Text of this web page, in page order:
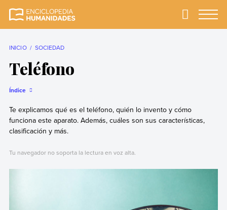
completa y más
Primary
INICIO SOCIEDAD
Teléfono
Índice
Te explicamos qué es el teléfono, quién lo invento y cómo
funciona este aparato. Además, cuáles son sus características,
clasificación y más.
Tu navegador no soporta la lectura en voz alta.